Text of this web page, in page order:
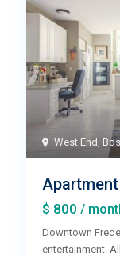
West End
$ 800/
Downtown
entertainment.